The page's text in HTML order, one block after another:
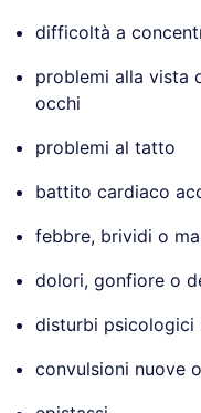
difficoltà a
problemi alla vista
occhi
problemi al tatto
battito cardiaco
febbre, brividi o
dolori, gonfiore o
disturbi psicologici
convulsioni nuove